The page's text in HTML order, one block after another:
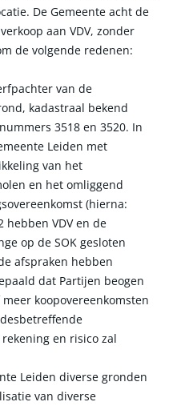
De Gemeente acht de
aan VDV, zonder
de volgende redenen:
van de
kadastraal bekend
3518 en 3520. In
Leiden met
van het
en het omliggend
(hierna:
hebben VDV en de
op de SOK gesloten
afspraken hebben
dat Partijen beogen
koopovereenkomsten
en risico zal
Leiden diverse gronden
van diverse